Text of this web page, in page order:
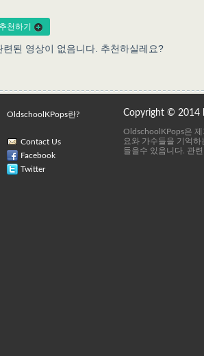
추천하기
련된 영상이 없음니다. 추천하실레요?
OldschoolKPops란?
Contact Us
Facebook
Twitter
Copyright © 2014
OldschoolKPops은
요와 가수들을 기억
들을수 있음니다. 관